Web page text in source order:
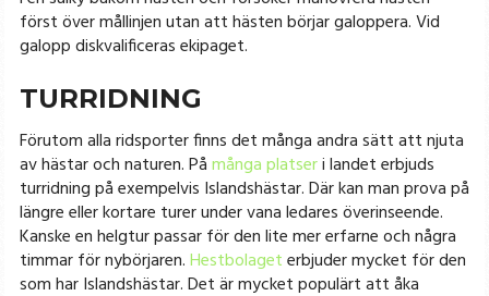
först över mållinjen utan att hästen börjar galoppera. Vid
galopp diskvalificeras ekipaget.
TURRIDNING
Förutom alla ridsporter finns det många andra sätt att njuta
av hästar och naturen. Påmånga platseri landet erbjuds
turridning på exempelvis Islandshästar. Där kan man prova på
längre eller kortare turer under vana ledares överinseende.
Kanske en helgtur passar för den lite mer erfarne och några
timmar för nybörjaren.Hestbolageterbjuder mycket för den
som har Islandshästar. Det är mycket populärt att åka